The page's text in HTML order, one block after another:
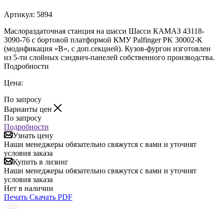
Артикул: 5894
Маслораздаточная станция на шасси Шасси КАМАЗ 43118-
3090-76 с бортовой платформой КМУ Palfinger PK 30002-К
(модификация «B», с доп.секцией). Кузов-фургон изготовлен
из 5-ти слойных сэндвич-панелей собственного производства.
Подробности
Цена:
По запросу
Варианты цен
По запросу
Подробности
Узнать цену
Наши менеджеры обязательно свяжутся с вами и уточнят
условия заказа
Купить в лизинг
Наши менеджеры обязательно свяжутся с вами и уточнят
условия заказа
Нет в наличии
Печать Скачать PDF